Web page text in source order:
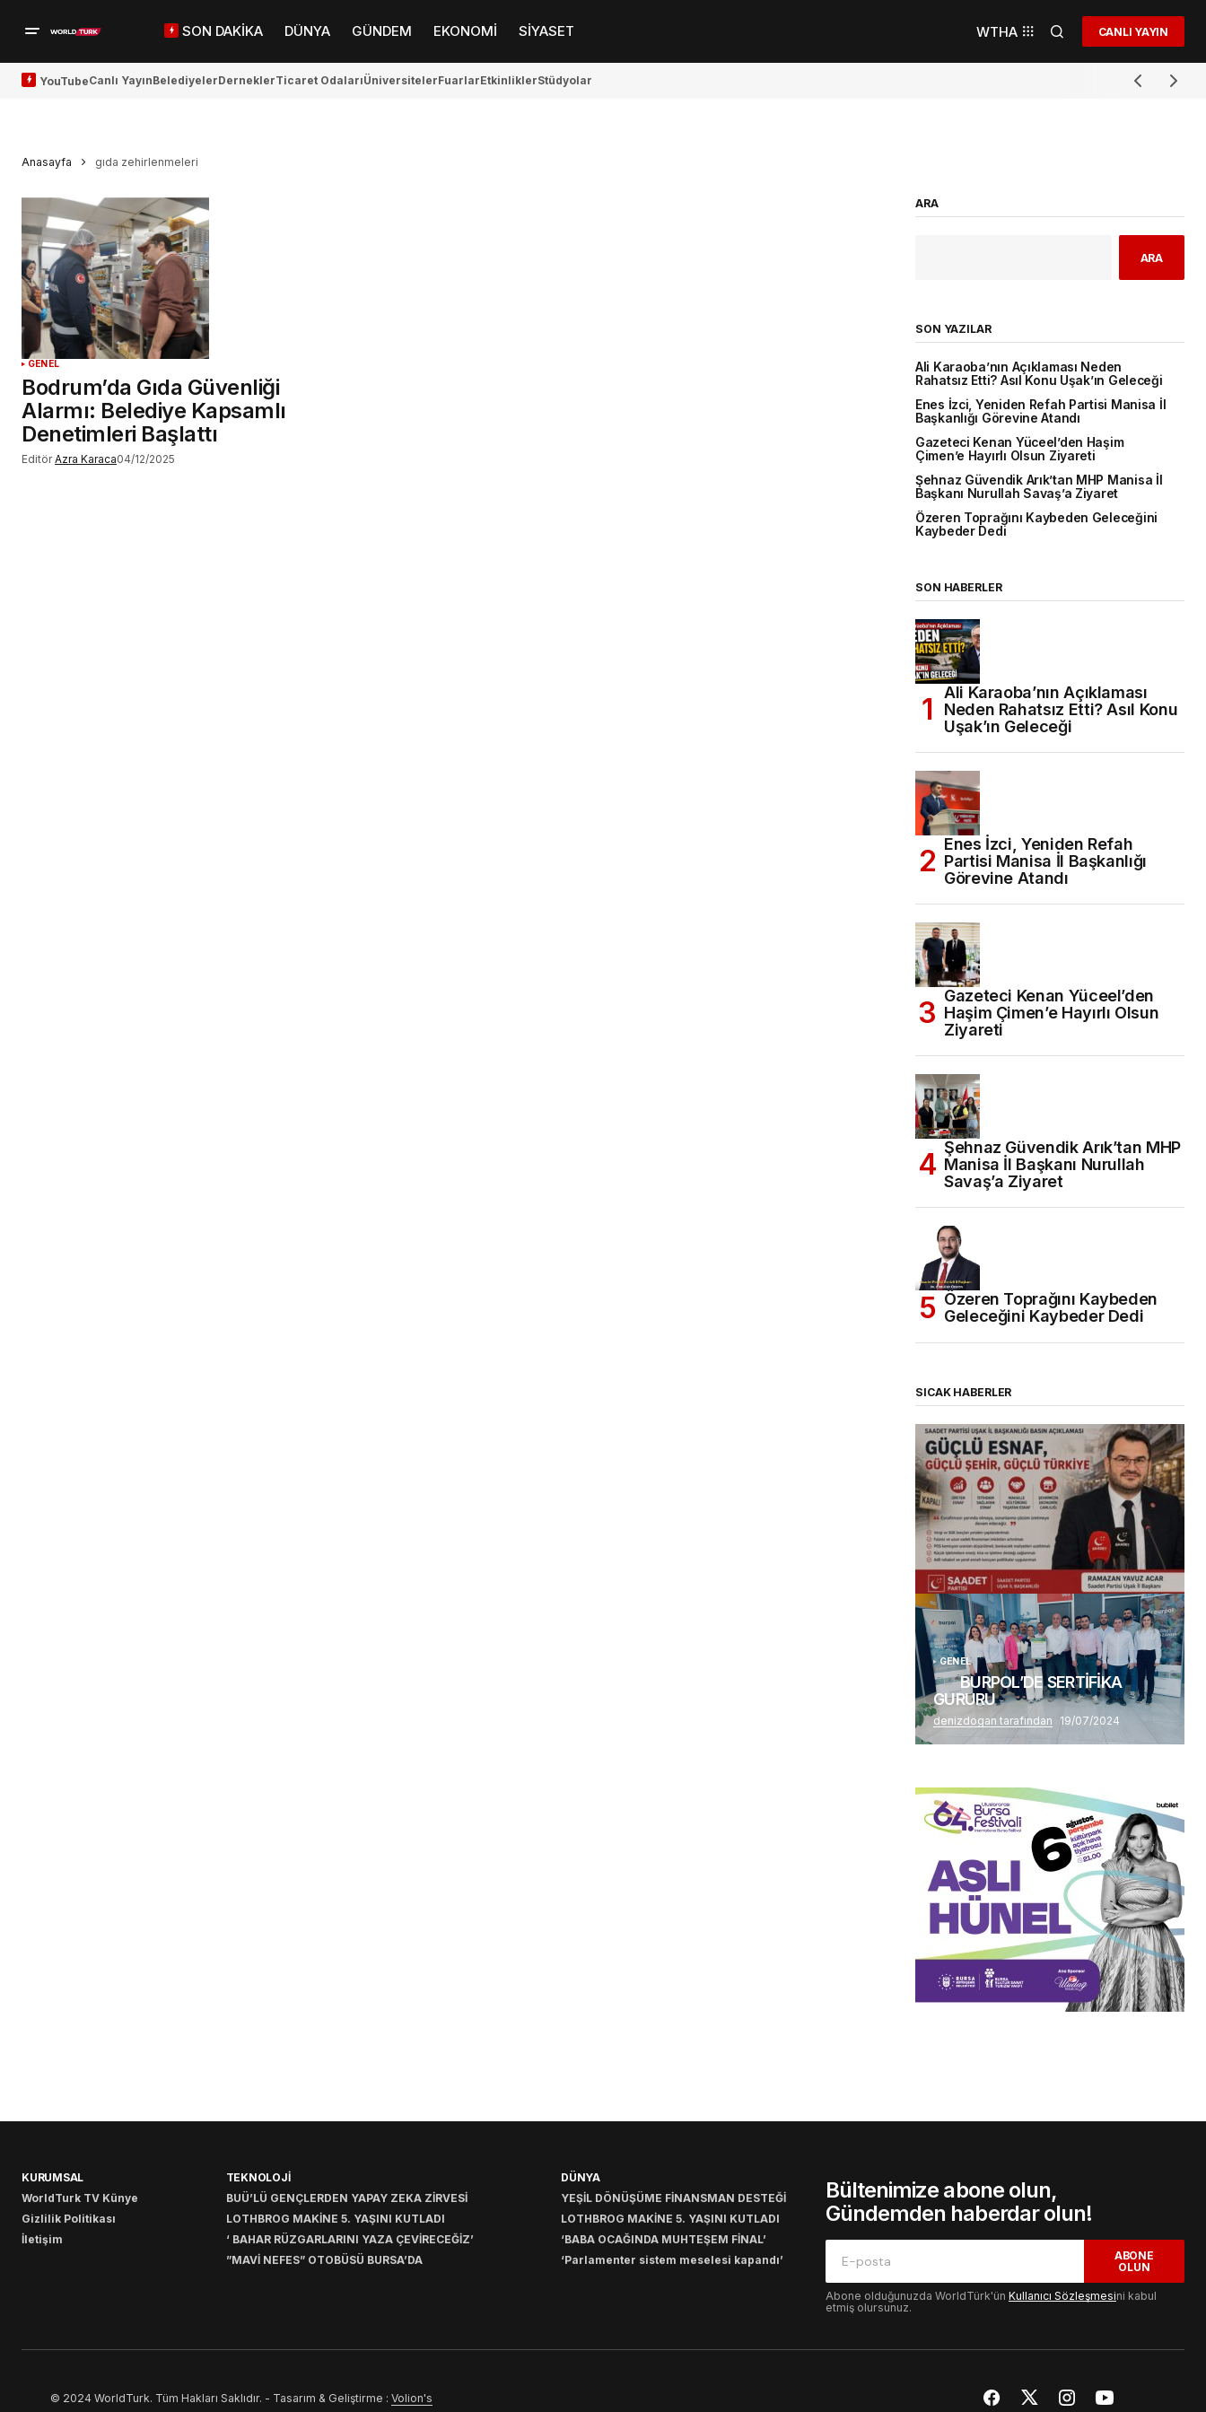
SON DAKİKA DÜNYA GÜNDEM EKONOMİ SİYASET WTHA CANLI YAYIN
YouTubeCanlı YayınBelediyelerDerneklerTicaret OdalarıÜniversitelerFuarlarEtkinliklerStüdyolar
Anasayfa gıda zehirlenmeleri
GENEL
Bodrum’da Gıda Güvenliği
Alarmı: Belediye Kapsamlı
Denetimleri Başlattı
Editör Azra Karaca04/12/2025
ARA
ARA
SON YAZILAR
Ali Karaoba’nın Açıklaması Neden
Rahatsız Etti? Asıl Konu Uşak’ın Geleceği
Enes İzci, Yeniden Refah Partisi Manisa İl
Başkanlığı Görevine Atandı
Gazeteci Kenan Yüceel’den Haşim
Çimen’e Hayırlı Olsun Ziyareti
Şehnaz Güvendik Arık’tan MHP Manisa İl
Başkanı Nurullah Savaş’a Ziyaret
Özeren Toprağını Kaybeden Geleceğini
Kaybeder Dedi
SON HABERLER
Ali Karaoba’nın Açıklaması
Neden Rahatsız Etti? Asıl Konu
Uşak’ın Geleceği
Enes İzci, Yeniden Refah
Partisi Manisa İl Başkanlığı
Görevine Atandı
Gazeteci Kenan Yüceel’den
Haşim Çimen’e Hayırlı Olsun
Ziyareti
Şehnaz Güvendik Arık’tan MHP
Manisa İl Başkanı Nurullah
Savaş’a Ziyaret
Özeren Toprağını Kaybeden
Geleceğini Kaybeder Dedi
SICAK HABERLER
(başlıksız)
Alaattin Karahan tarafından 14/07/2026
GENEL
BURPOL’DE SERTİFİKA
GURURU
denizdogan tarafından 19/07/2024
KURUMSAL
WorldTurk TV Künye
Gizlilik Politikası
İletişim
TEKNOLOJİ
BUÜ’LÜ GENÇLERDEN YAPAY ZEKA ZİRVESİ
LOTHBROG MAKİNE 5. YAŞINI KUTLADI
‘ BAHAR RÜZGARLARINI YAZA ÇEVİRECEĞİZ’
”MAVİ NEFES” OTOBÜSÜ BURSA’DA
DÜNYA
YEŞİL DÖNÜŞÜME FİNANSMAN DESTEĞİ
LOTHBROG MAKİNE 5. YAŞINI KUTLADI
‘BABA OCAĞINDA MUHTEŞEM FİNAL’
‘Parlamenter sistem meselesi kapandı’
Bültenimize abone olun,
Gündemden haberdar olun!
ABONE
OLUN
Abone olduğunuzda WorldTürk'ün Kullanıcı Sözleşmesini kabul
etmiş olursunuz.
© 2024 WorldTurk. Tüm Hakları Saklıdır. - Tasarım & Geliştirme : Volion's